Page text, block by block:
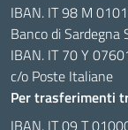
IBAN. IT 98 M
Banco di
IBAN. IT 70 Y
c/o Poste Italiane
Per trasferimenti
IBAN. IT 09 T